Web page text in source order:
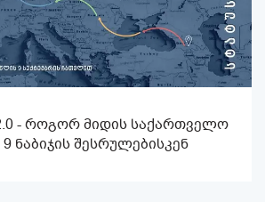
- როგორ მიდის საქართველო
ნაბიჯის შესრულებისკენ